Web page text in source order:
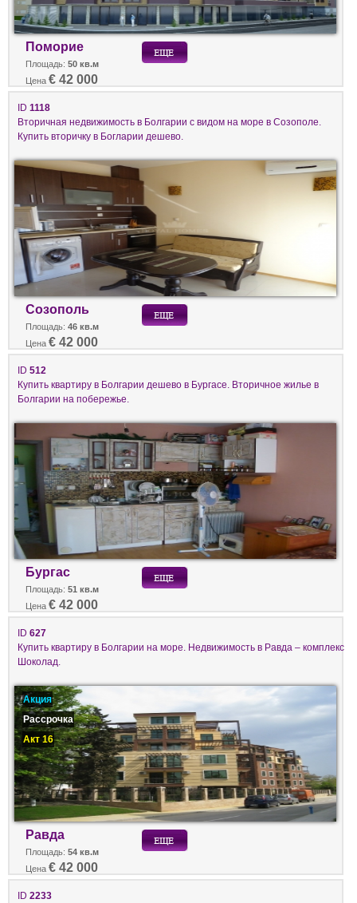
Поморие
Площадь: 50 кв.м
Цена € 42 000
ID 1118
Вторичная недвижимость в Болгарии с видом на море в Созополе.
Купить вторичку в Богларии дешево.
Созополь
Площадь: 46 кв.м
Цена € 42 000
ID 512
Купить квартиру в Болгарии дешево в Бургасе. Вторичное жилье в
Болгарии на побережье.
Бургас
Площадь: 51 кв.м
Цена € 42 000
ID 627
Купить квартиру в Болгарии на море. Недвижимость в Равда – комплекс
Шоколад.
Акция
Рассрочка
Акт 16
Равда
Площадь: 54 кв.м
Цена € 42 000
ID 2233